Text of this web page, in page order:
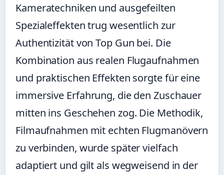
Kameratechniken und ausgefeilten
Spezialeffekten trug wesentlich zur
Authentizität von Top Gun bei. Die
Kombination aus realen Flugaufnahmen
und praktischen Effekten sorgte für eine
immersive Erfahrung, die den Zuschauer
mitten ins Geschehen zog. Die Methodik,
Filmaufnahmen mit echten Flugmanövern
zu verbinden, wurde später vielfach
adaptiert und gilt als wegweisend in der